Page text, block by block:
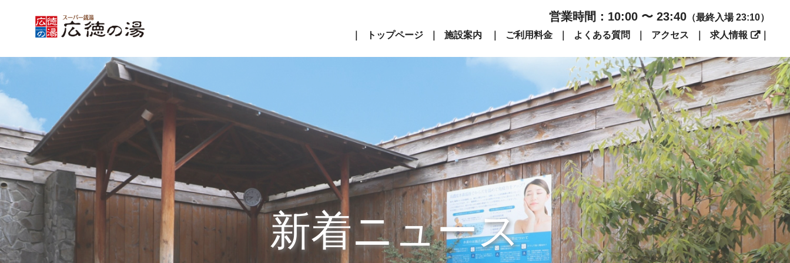
営業時間：10:00 〜 23:40 （最終入場 23:10）
トップページ
施設案内 ご利用料金 よくある質問 アクセス 求人情報
新着ニュース